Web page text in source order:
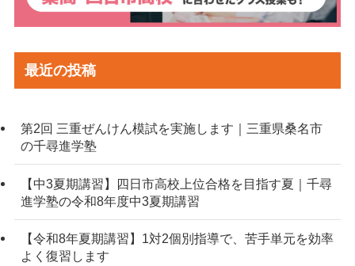
最近の投稿
第2回 三重ぜんけん模試を実施します｜三重県桑名市
の千尋進学塾
【中3夏期講習】四日市高校上位合格を目指す夏｜千尋
進学塾の令和8年度中3夏期講習
【令和8年夏期講習】1対2個別指導で、苦手単元を効率
よく復習します